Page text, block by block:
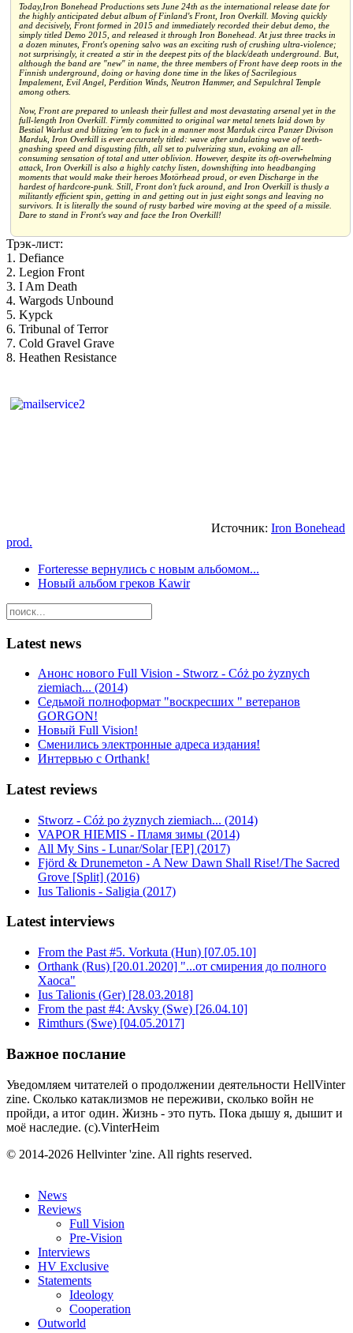
Today,Iron Bonehead Productions sets June 24th as the international release date for
the highly anticipated debut album of Finland's Front, Iron Overkill. Moving quickly
and decisively, Front formed in 2015 and immediately recorded their debut demo, the
simply titled Demo 2015, and released it through Iron Bonehead. At just three tracks in
a dozen minutes, Front's opening salvo was an exciting rush of crushing ultra-violence;
not surprisingly, it created a stir in the deepest pits of the black/death underground. But,
although the band are "new" in name, the three members of Front have deep roots in the
Finnish underground, doing or having done time in the likes of Sacrilegious
Impalement, Evil Angel, Perdition Winds, Neutron Hammer, and Sepulchral Temple
among others.
Now, Front are prepared to unleash their fullest and most devastating arsenal yet in the
full-length Iron Overkill. Firmly committed to original war metal tenets laid down by
Bestial Warlust and blitzing 'em to fuck in a manner most Marduk circa Panzer Divison
Marduk, Iron Overkill is ever accurately titled: wave after undulating wave of teeth-
gnashing speed and disgusting filth, all set to pulverizing stun, evoking an all-
consuming sensation of total and utter oblivion. However, despite its oft-overwhelming
attack, Iron Overkill is also a highly catchy listen, downshifting into headbanging
moments that would make their heroes Motörhead proud, or even Discharge in the
hardest of hardcore-punk. Still, Front don't fuck around, and Iron Overkill is thusly a
militantly efficient spin, getting in and getting out in just eight songs and leaving no
survivors. It is literally the sound of rusty barbed wire moving at the speed of a missile.
Dare to stand in Front's way and face the Iron Overkill!
Трэк-лист:
1. Defiance
2. Legion Front
3. I Am Death
4. Wargods Unbound
5. Kypck
6. Tribunal of Terror
7. Cold Gravel Grave
8. Heathen Resistance
Источник: Iron Bonehead
prod.
Forteresse вернулись с новым альбомом...
Новый альбом греков Kawir
Latest news
Анонс нового Full Vision - Stworz - Cóż po żyznych
ziemiach... (2014)
Седьмой полноформат "воскресших " ветеранов
GORGON!
Новый Full Vision!
Сменились электронные адреса издания!
Интервью с Orthank!
Latest reviews
Stworz - Cóż po żyznych ziemiach... (2014)
VAPOR HIEMIS - Пламя зимы (2014)
All My Sins - Lunar/Solar [EP] (2017)
Fjörd & Drunemeton - A New Dawn Shall Rise!/The Sacred
Grove [Split] (2016)
Ius Talionis - Saligia (2017)
Latest interviews
From the Past #5. Vorkuta (Hun) [07.05.10]
Orthank (Rus) [20.01.2020] "...от смирения до полного
Хаоса"
Ius Talionis (Ger) [28.03.2018]
From the past #4: Avsky (Swe) [26.04.10]
Rimthurs (Swe) [04.05.2017]
Важное послание
Уведомляем читателей о продолжении деятельности HellVinter
zine. Сколько катаклизмов не переживи, сколько войн не
пройди, а итог один. Жизнь - это путь. Пока дышу я, дышит и
моё наследие. (с).VinterHeim
© 2014-2026 Hellvinter 'zine. All rights reserved.
News
Reviews
Full Vision
Pre-Vision
Interviews
HV Exclusive
Statements
Ideology
Cooperation
Outworld